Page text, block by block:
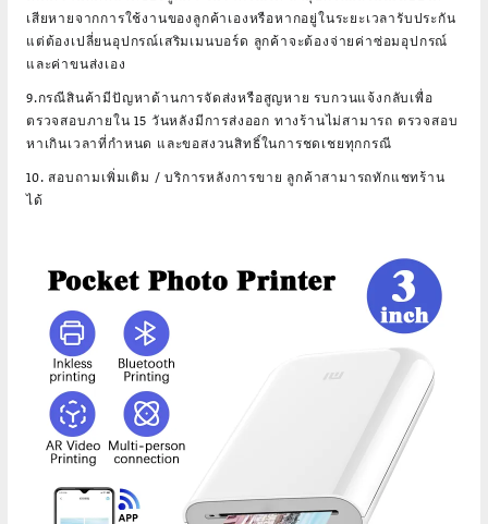
เสียหายจากการใช้งานของลูกค้าเองหรือหากอยู่ในระยะเวลารับประกัน
แต่ต้องเปลี่ยนอุปกรณ์เสริมเมนบอร์ด ลูกค้าจะต้องจ่ายค่าซ่อมอุปกรณ์
และค่าขนส่งเอง
9.กรณีสินค้ามีปัญหาด้านการจัดส่งหรือสูญหาย รบกวนแจ้งกลับเพื่อ
ตรวจสอบภายใน 15 วันหลังมีการส่งออก ทางร้านไม่สามารถ ตรวจสอบ
หาเกินเวลาที่กำหนด และขอสงวนสิทธิ์ในการชดเชยทุกกรณี
10. สอบถามเพิ่มเติม / บริการหลังการขาย ลูกค้าสามารถทักแชทร้าน
ได้